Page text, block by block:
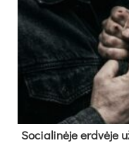
So­cia­li­nė­je erd­vė­je